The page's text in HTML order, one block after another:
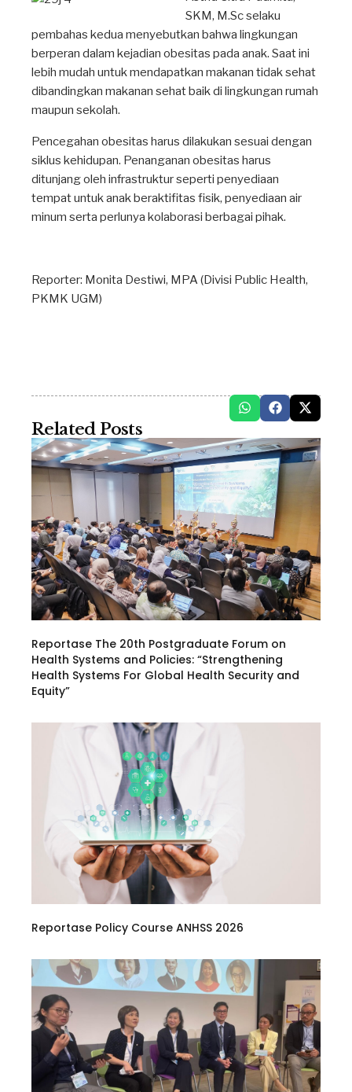
SKM, M.Sc selaku
pembahas kedua menyebutkan bahwa lingkungan
berperan dalam kejadian obesitas pada anak. Saat ini
lebih mudah untuk mendapatkan makanan tidak sehat
dibandingkan makanan sehat baik di lingkungan rumah
maupun sekolah.
Pencegahan obesitas harus dilakukan sesuai dengan
siklus kehidupan. Penanganan obesitas harus
ditunjang oleh infrastruktur seperti penyediaan
tempat untuk anak beraktifitas fisik, penyediaan air
minum serta perlunya kolaborasi berbagai pihak.
Reporter: Monita Destiwi, MPA (Divisi Public Health,
PKMK UGM)
Related Posts
Reportase The 20th Postgraduate Forum on
Health Systems and Policies: “Strengthening
Health Systems For Global Health Security and
Equity”
Reportase Policy Course ANHSS 2026